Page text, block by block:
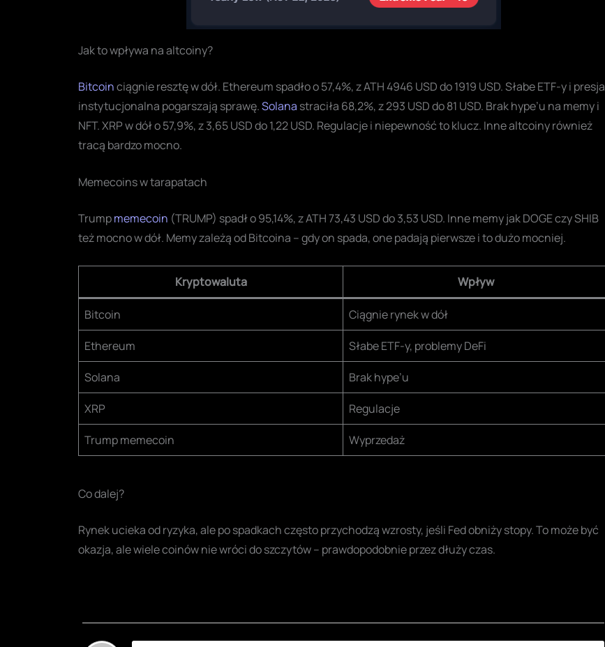
Jak to wpływa na altcoiny?
Bitcoinciągnie resztę w dół. Ethereum spadło o 57,4%, z ATH 4946 USD do 1919 USD. Słabe ETF-y i presja
instytucjonalna pogarszają sprawę.Solana straciła 68,2%, z 293 USD do 81 USD. Brak hype’u na memy i
NFT. XRP w dół o 57,9%, z 3,65 USD do 1,22 USD. Regulacje i niepewność to klucz. Inne altcoiny również
tracą bardzo mocno.
Memecoins w tarapatach
Trumpmemecoin (TRUMP) spadł o 95,14%, z ATH 73,43 USD do 3,53 USD. Inne memy jak DOGE czy SHIB
też mocno w dół. Memy zależą od Bitcoina – gdy on spada, one padają pierwsze i to dużo mocniej.
Kryptowaluta Wpływ
Bitcoin Ciągnie rynek w dół
Ethereum Słabe ETF-y, problemy DeFi
Solana Brak hype’u
XRP Regulacje
Trump memecoin Wyprzedaż
Co dalej?
Rynek ucieka od ryzyka, ale po spadkach często przychodzą wzrosty, jeśli Fed obniży stopy. To może być
okazja, ale wiele coinów nie wróci do szczytów – prawdopodobnie przez dłuży czas.